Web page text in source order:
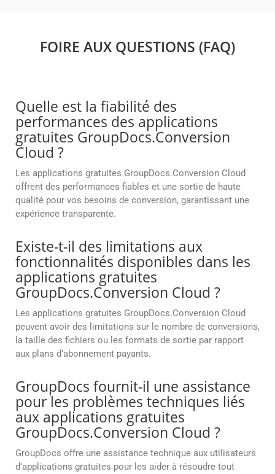
FOIRE AUX QUESTIONS (FAQ)
Quelle est la fiabilité des
performances des applications
gratuites GroupDocs.Conversion
Cloud ?
Les applications gratuites GroupDocs.Conversion Cloud
offrent des performances fiables et une sortie de haute
qualité pour vos besoins de conversion, garantissant une
expérience transparente.
Existe-t-il des limitations aux
fonctionnalités disponibles dans les
applications gratuites
GroupDocs.Conversion Cloud ?
Les applications gratuites GroupDocs.Conversion Cloud
peuvent avoir des limitations sur le nombre de conversions,
la taille des fichiers ou les formats de sortie par rapport
aux plans d’abonnement payants.
GroupDocs fournit-il une assistance
pour les problèmes techniques liés
aux applications gratuites
GroupDocs.Conversion Cloud ?
GroupDocs offre une assistance technique aux utilisateurs
d’applications gratuites pour les aider à résoudre tout